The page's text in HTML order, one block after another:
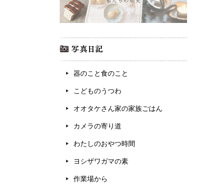
器のこと食のこと
こどものうつわ
オオタケさん家の家族ごはん
カメラの寄り道
わたしのおやつ時間
ヨシザワガマの素
作業場から